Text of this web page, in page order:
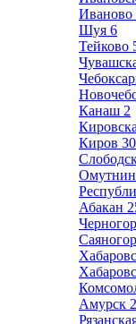
Иваново
Шуя 6
Тейково
Канаш 2
Киров 30
Абакан
Амурск 2